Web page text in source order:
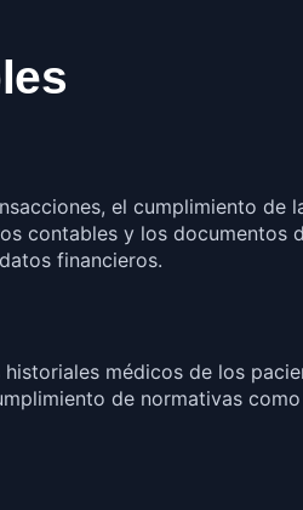
el cumplimiento de
contables y los documentos
financieros.
médicos de los
de normativas